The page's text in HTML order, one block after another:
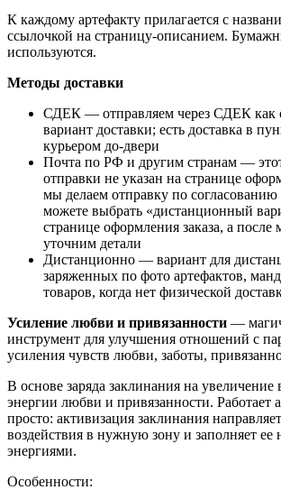
К каждому артефакту прилагается с
ссылочкой на страницу-описанием.
используются.
Методы доставки
СДЕК — отправляем через СДЕК как
вариант доставки; есть доставка в
курьером до-двери
Почта по РФ и другим странам —
отправки не указан на странице
мы делаем отправку по
можете выбрать «дистанционный
странице оформления заказа, а
уточним детали
Дистанционно — вариант для
заряженных по фото артефактов,
товаров, когда нет физической
Усиление любви и привязанности —
инструмент для улучшения отношений с
усиления чувств любви, заботы,
В основе заряда заклинания на увеличение
энергии любви и привязанности. Работает
просто: активизация заклинания
воздействия в нужную зону и заполняет
энергиями.
Особенности: